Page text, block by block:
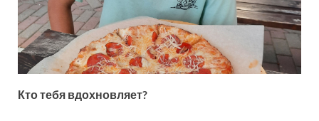
Кто тебя вдохновляет?